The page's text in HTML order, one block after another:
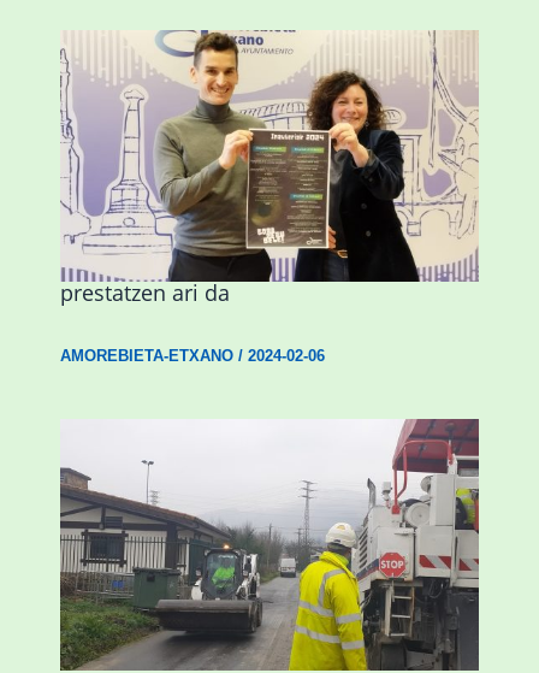
Amorebieta musikaz, kolorez eta
alaitasunez beteriko inauterietarako
prestatzen ari da
AMOREBIETA-ETXANO/ 2024-02-06
Amorebieta-Etxanok auzoak hobetzeko
plan integrala ezarri du